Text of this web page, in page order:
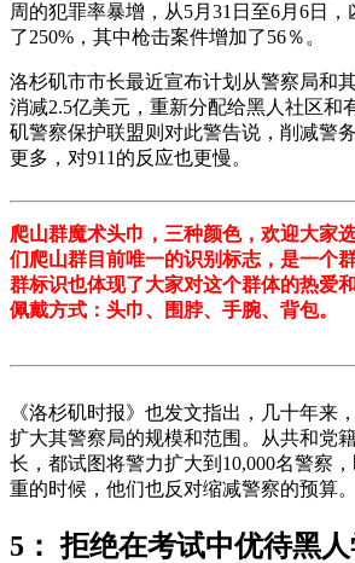
周的犯罪率暴增，从5月31日至6月6日
了250%，其中枪击案件增加了56％。
洛杉矶市市长最近宣布计划从警察局和
消减2.5亿美元，重新分配给黑人社区和
矶警察保护联盟则对此警告说，削减警
更多，对911的反应也更慢。
爬山群魔术头巾，三种颜色，欢迎大家
们爬山群目前唯一的识别标志，是一个
群标识也体现了大家对这个群体的热爱
佩戴方式：头巾、围脖、手腕、背包。
《洛杉矶时报》也发文指出，几十年来
扩大其警察局的规模和范围。从共和党
长，都试图将警力扩大到10,000名警察
重的时候，他们也反对缩减警察的预算。
5： 拒绝在考试中优待黑